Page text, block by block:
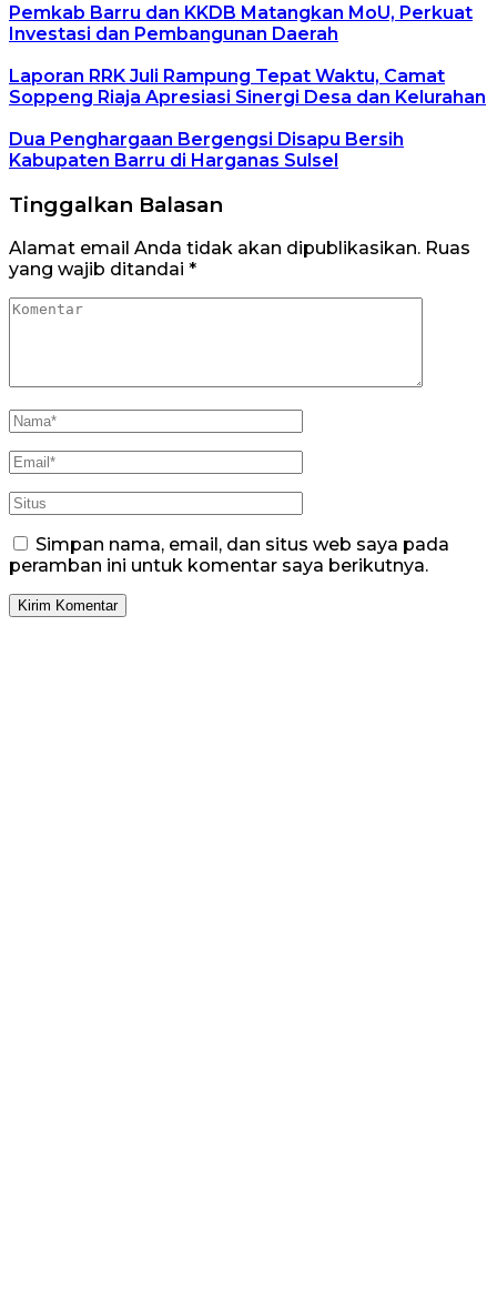
Pemkab Barru dan KKDB Matangkan MoU, Perkuat
Investasi dan Pembangunan Daerah
Laporan RRK Juli Rampung Tepat Waktu, Camat
Soppeng Riaja Apresiasi Sinergi Desa dan Kelurahan
Dua Penghargaan Bergengsi Disapu Bersih
Kabupaten Barru di Harganas Sulsel
Tinggalkan Balasan
Alamat email Anda tidak akan dipublikasikan. Ruas
yang wajib ditandai *
Simpan nama, email, dan situs web saya pada
peramban ini untuk komentar saya berikutnya.